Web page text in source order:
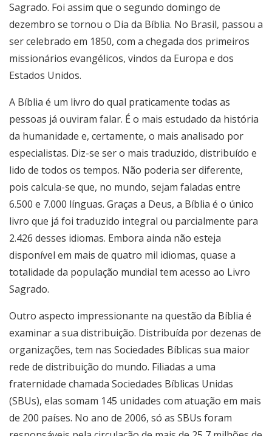
Sagrado. Foi assim que o segundo domingo de
dezembro se tornou o Dia da Bíblia. No Brasil, passou a
ser celebrado em 1850, com a chegada dos primeiros
missionários evangélicos, vindos da Europa e dos
Estados Unidos.
A Bíblia é um livro do qual praticamente todas as
pessoas já ouviram falar. É o mais estudado da história
da humanidade e, certamente, o mais analisado por
especialistas. Diz-se ser o mais traduzido, distribuído e
lido de todos os tempos. Não poderia ser diferente,
pois calcula-se que, no mundo, sejam faladas entre
6.500 e 7.000 línguas. Graças a Deus, a Bíblia é o único
livro que já foi traduzido integral ou parcialmente para
2.426 desses idiomas. Embora ainda não esteja
disponível em mais de quatro mil idiomas, quase a
totalidade da população mundial tem acesso ao Livro
Sagrado.
Outro aspecto impressionante na questão da Bíblia é
examinar a sua distribuição. Distribuída por dezenas de
organizações, tem nas Sociedades Bíblicas sua maior
rede de distribuição do mundo. Filiadas a uma
fraternidade chamada Sociedades Bíblicas Unidas
(SBUs), elas somam 145 unidades com atuação em mais
de 200 países. No ano de 2006, só as SBUs foram